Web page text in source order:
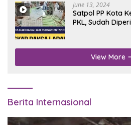
June 13, 2024
Satpol PP Kota
PKL, Sudah
View More
Berita Internasional